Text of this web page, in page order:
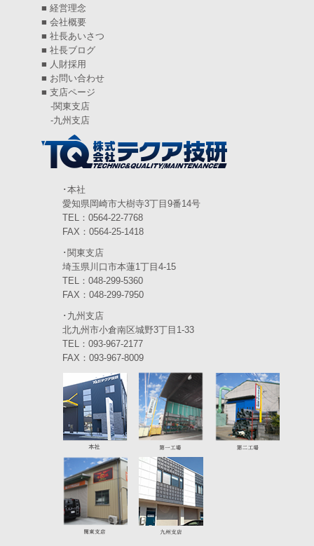
2024年8月(5)
2024年7月(6)
2024年6月 (4)
2024年5月(5)
2024年4月(5)
(6)
2024年2月(4)
(6)
2023年12月(3)
2023年10月(3)
2023年9月(4)
(3)
2023年7月(5)
(5)
(5)
(2)
(6)
2022年12月(5)
■ 経営理念
■ 会社概要
■ 社長あいさつ
■ 社長ブログ
■ 人財採用
■ お問い合わせ
■ 支店ページ
-関東支店
-九州支店
･本社
愛知県岡崎市大樹寺3丁目9番14号
TEL：0564-22-7768
FAX：0564-25-1418
･関東支店
埼玉県川口市本蓮1丁目4-15
TEL：048-299-5360
FAX：048-299-7950
･九州支店
北九州市小倉南区城野3丁目1-33
TEL：093-967-2177
FAX：093-967-8009